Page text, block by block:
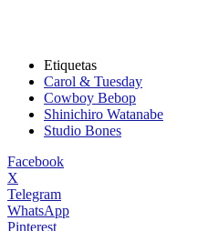
Etiquetas
Carol & Tuesday
Cowboy Bebop
Shinichiro Watanabe
Studio Bones
Facebook
X
Telegram
WhatsApp
Pinterest